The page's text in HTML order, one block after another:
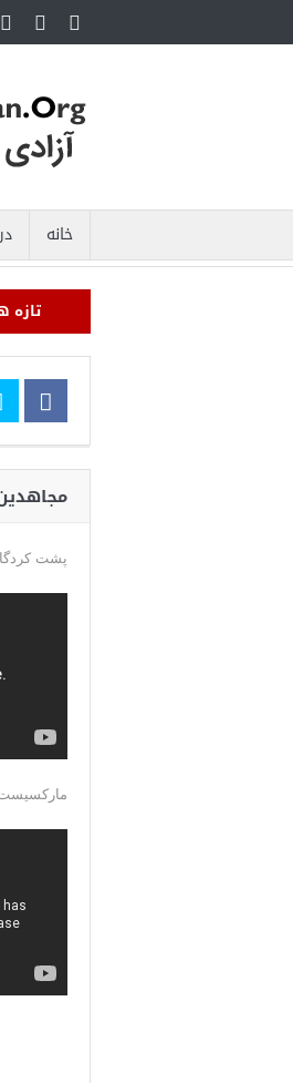
خانه
تازهپاسداران: رهگیری اهداف متخاصم در نزدیکی
به اعمال محاصره علیه رژیم ایران ادامه
پشت